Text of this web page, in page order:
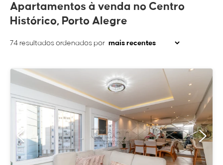
Apartamentos à venda no Centro
Histórico, Porto Alegre
74resultados ordenados por